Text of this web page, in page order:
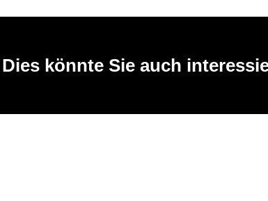
Dies könnte Sie auch